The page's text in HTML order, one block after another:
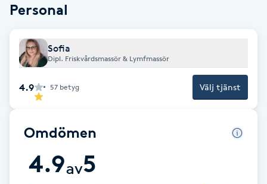
Celluliter
Coachning
Color correction
Damklippning
Personal
Sofia
Dipl. Friskvårdsmassör & Lymfmassör
4.9 57 betyg Välj tjänst
Omdömen
4.9av5